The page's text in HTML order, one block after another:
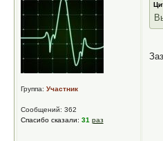
Группа: Участник
Сообщений: 362
Спасибо сказали: 31 раз